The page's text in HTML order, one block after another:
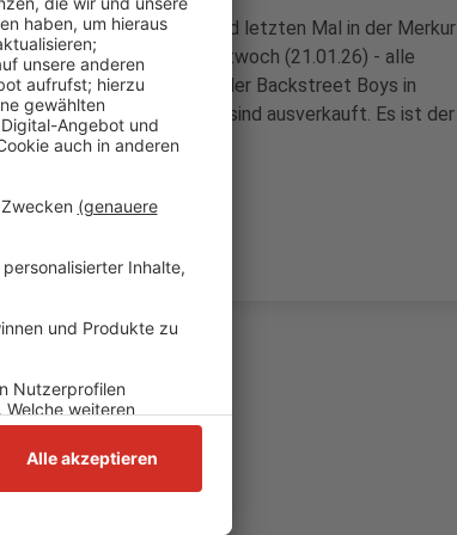
Angaben zum zehnten und letzten Mal in der Merkur
Mitglieder gibts ab Mittwoch (21.01.26) - alle
Die Konzertserie der Backstreet Boys in
ersten neun Konzerte sind ausverkauft. Es ist der
Jahr.